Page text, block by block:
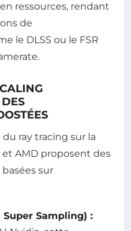
ressources, rendant
de
le DLSS ou le FSR
ray tracing sur la
et AMD proposent des
sur
Super Sampling) :